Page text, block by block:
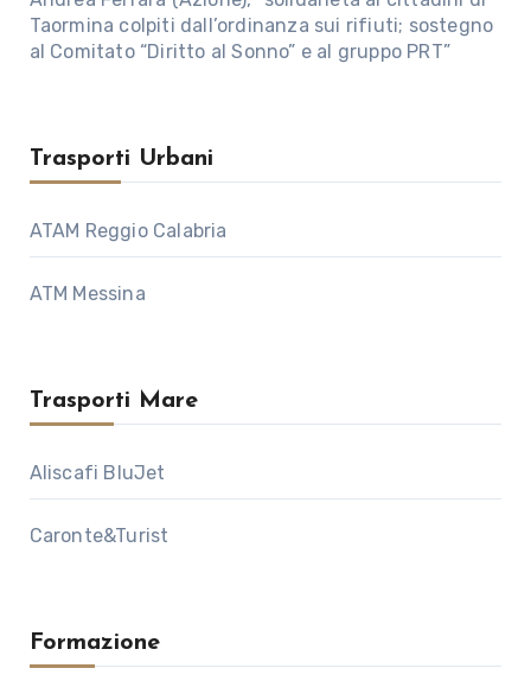
Taormina colpiti dall’ordinanza sui rifiuti; sostegno
al Comitato “Diritto al Sonno” e al gruppo PRT”
Trasporti Urbani
ATAM Reggio Calabria
ATM Messina
Trasporti Mare
Aliscafi BluJet
Caronte&Turist
Formazione